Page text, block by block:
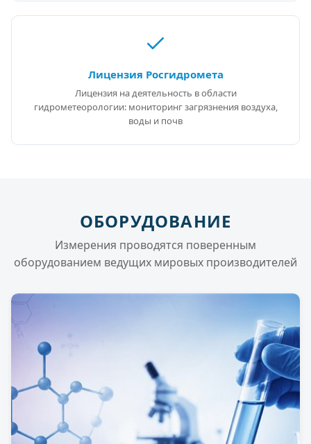
Лицензия Росгидромета
Лицензия на деятельность в области
гидрометеорологии: мониторинг загрязнения воздуха,
воды и почв
ОБОРУДОВАНИЕ
Измерения проводятся поверенным
оборудованием ведущих мировых производителей